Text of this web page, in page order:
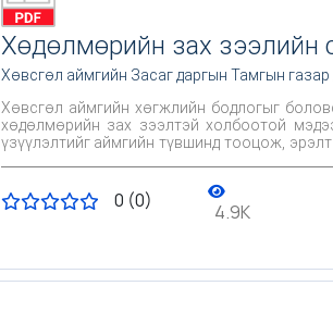
Хөдөлмөрийн зах зээлийн
Хөвсгөл аймгийн Засаг даргын Тамгын газар
Хөвсгөл аймгийн хөгжлийн бодлогыг
хөдөлмөрийн зах зээлтэй холбоотой мэдээлэл
үзүүлэлтийг аймгийн түвшинд тооцож,
0 (0) 4.9K